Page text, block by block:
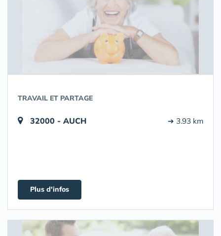
TRAVAIL ET PARTAGE
32000 - AUCH ➔ 3.93 km
Plus d'infos